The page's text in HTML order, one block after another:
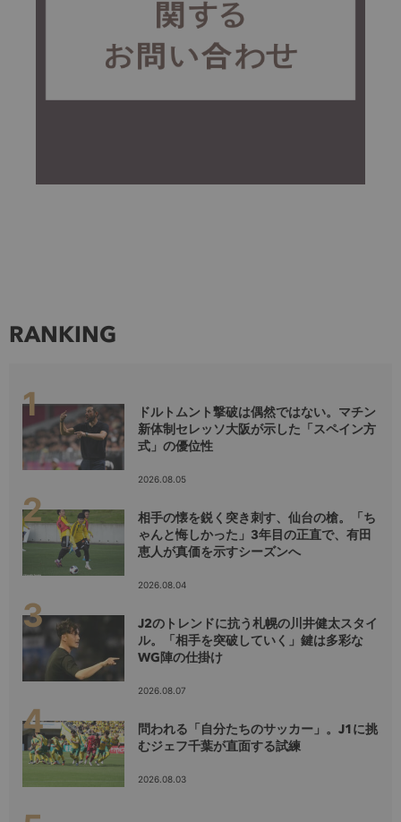
RANKING
ドルトムント撃破は偶然ではない。マチン
新体制セレッソ大阪が示した「スペイン方
式」の優位性
2026.08.05
相手の懐を鋭く突き刺す、仙台の槍。「ち
ゃんと悔しかった」3年目の正直で、有田
恵人が真価を示すシーズンへ
2026.08.04
J2のトレンドに抗う札幌の川井健太スタイ
ル。「相手を突破していく」鍵は多彩な
WG陣の仕掛け
2026.08.07
問われる「自分たちのサッカー」。J1に挑
むジェフ千葉が直面する試練
2026.08.03